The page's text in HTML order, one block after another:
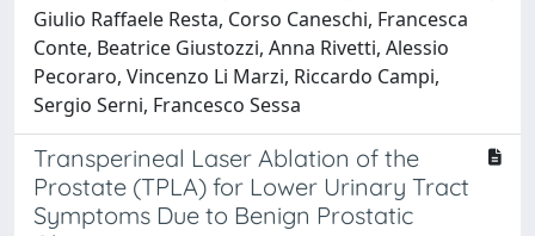
Giulio Raffaele Resta, Corso Caneschi, Francesca
Conte, Beatrice Giustozzi, Anna Rivetti, Alessio
Pecoraro, Vincenzo Li Marzi, Riccardo Campi,
Sergio Serni, Francesco Sessa
Transperineal Laser Ablation of the
Prostate (TPLA) for Lower Urinary Tract
Symptoms Due to Benign Prostatic